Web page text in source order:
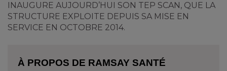
INAUGURE AUJOURD’HUI SON TEP SCAN, QUE LA
STRUCTURE EXPLOITE DEPUIS SA MISE EN
SERVICE EN OCTOBRE 2014.
À PROPOS DE RAMSAY SANTÉ